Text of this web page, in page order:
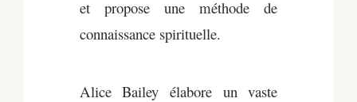
et propose une méthode de
connaissance spirituelle.
Alice Bailey élabore un vaste